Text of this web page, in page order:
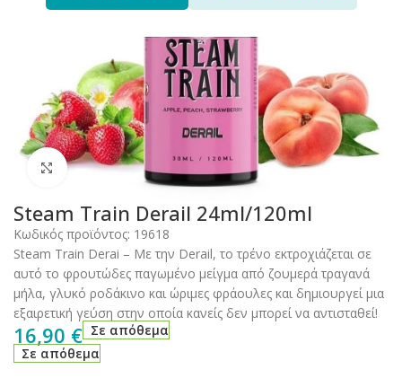
Click to enlarge
Steam Train Derail 24ml/120ml
Κωδικός προϊόντος: 19618
Steam Train Derai – Με την Derail, το τρένο εκτροχιάζεται σε
αυτό το φρουτώδες παγωμένο μείγμα από ζουμερά τραγανά
μήλα, γλυκό ροδάκινο και ώριμες φράουλες και δημιουργεί μια
εξαιρετική γεύση στην οποία κανείς δεν μπορεί να αντισταθεί!
16,90 € Σε απόθεμα
Σε απόθεμα